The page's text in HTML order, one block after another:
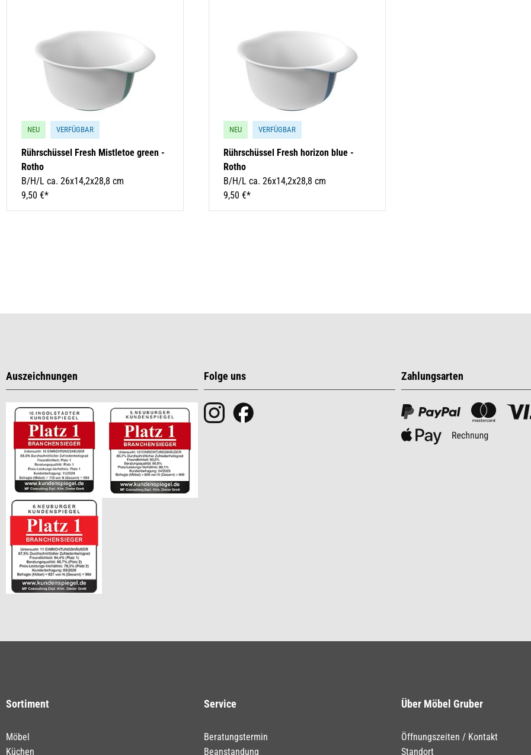
NEU VERFÜGBAR
Rührschüssel Fresh Mistletoe green -
Rotho
B/H/L ca. 26x14,2x28,8 cm
9,50 €*
NEU VERFÜGBAR
Rührschüssel Fresh horizon blue -
Rotho
B/H/L ca. 26x14,2x28,8 cm
9,50 €*
Auszeichnungen Folge uns Zahlungsarten
Sortiment
Möbel
Küchen
Service
Beratungstermin
Beanstandung
Über Möbel Gruber
Öffnungszeiten / Kontakt
Standort